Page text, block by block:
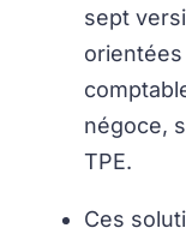
sept
négoce,
TPE.
Ces